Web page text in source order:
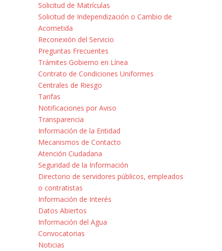
Solicitud de Matrículas
Solicitud de Independización o Cambio de
Acometida
Reconexión del Servicio
Preguntas Frecuentes
Trámites Gobierno en Línea
Contrato de Condiciones Uniformes
Centrales de Riesgo
Tarifas
Notificaciones por Aviso
Transparencia
Información de la Entidad
Mecanismos de Contacto
Atención Ciudadana
Seguridad de la Información
Directorio de servidores públicos, empleados
o contratistas
Información de Interés
Datos Abiertos
Información del Agua
Convocatorias
Noticias